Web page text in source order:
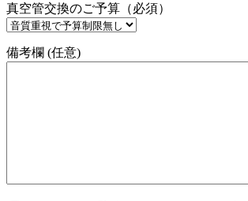
真空管交換のご予算（必須）
備考欄 (任意)